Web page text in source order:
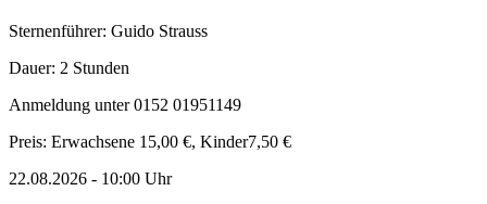
Sternenführer: Guido Strauss
Dauer: 2 Stunden
Anmeldung unter 0152 01951149
Preis: Erwachsene 15,00 €, Kinder7,50 €
22.08.2026 - 10:00 Uhr